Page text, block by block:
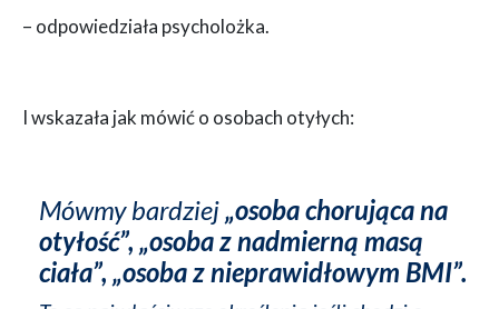
– odpowiedziała psycholożka.
I wskazała jak mówić o osobach otyłych:
Mówmy bardziej„osoba chorująca na
otyłość”, „osoba z nadmierną masą
ciała”, „osoba z nieprawidłowym BMI”.